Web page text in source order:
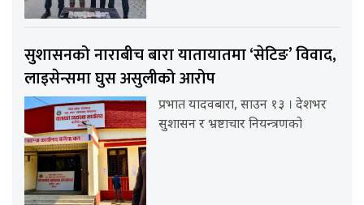
सुशासनको नाराबीच बारा यातायातमा ‘सेटिङ’ विवाद,
लाइसेन्समा घुस असुलीको आरोप
प्रभात यादवबारा, साउन १३ । देशभर
सुशासन र भ्रष्टाचार नियन्त्रणको